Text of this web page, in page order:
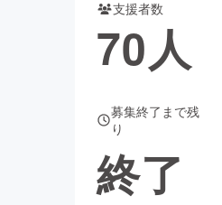
支援者数
70人
募集終了まで残
り
終了